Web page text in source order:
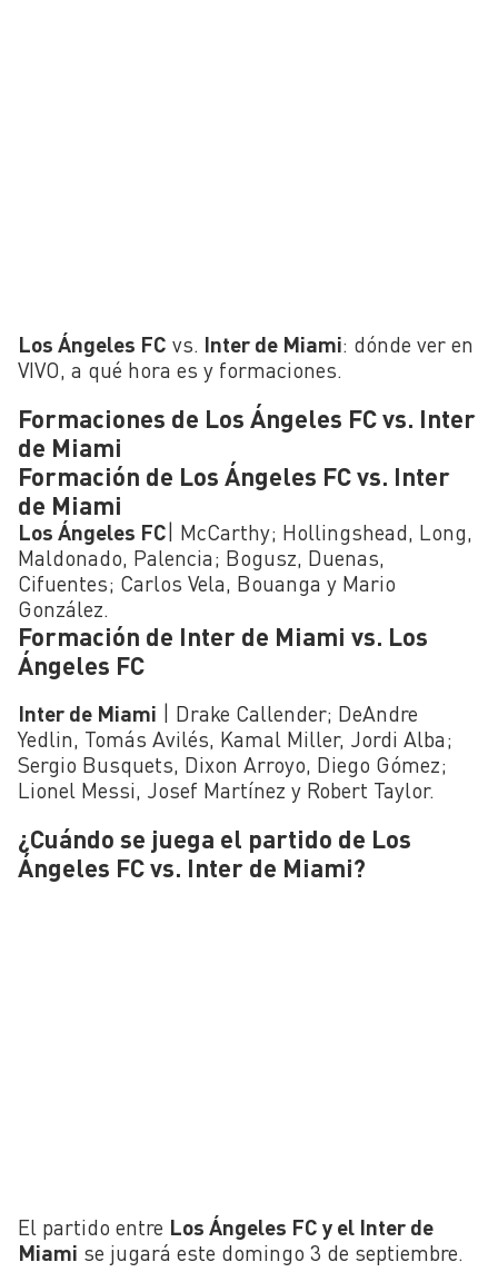
Los Ángeles FC vs. Inter de Miami: dónde ver en
VIVO, a qué hora es y formaciones.
Formaciones de Los Ángeles FC vs. Inter
de Miami
Formación de Los Ángeles FC vs. Inter
de Miami
Los Ángeles FC | McCarthy; Hollingshead, Long,
Maldonado, Palencia; Bogusz, Duenas,
Cifuentes; Carlos Vela, Bouanga y Mario
González.
Formación de Inter de Miami vs. Los
Ángeles FC
Inter de Miami | Drake Callender; DeAndre
Yedlin, Tomás Avilés, Kamal Miller, Jordi Alba;
Sergio Busquets, Dixon Arroyo, Diego Gómez;
Lionel Messi, Josef Martínez y Robert Taylor.
¿Cuándo se juega el partido de Los
Ángeles FC vs. Inter de Miami?
El partido entre Los Ángeles FC y el Inter de
Miami se jugará este domingo 3 de septiembre.